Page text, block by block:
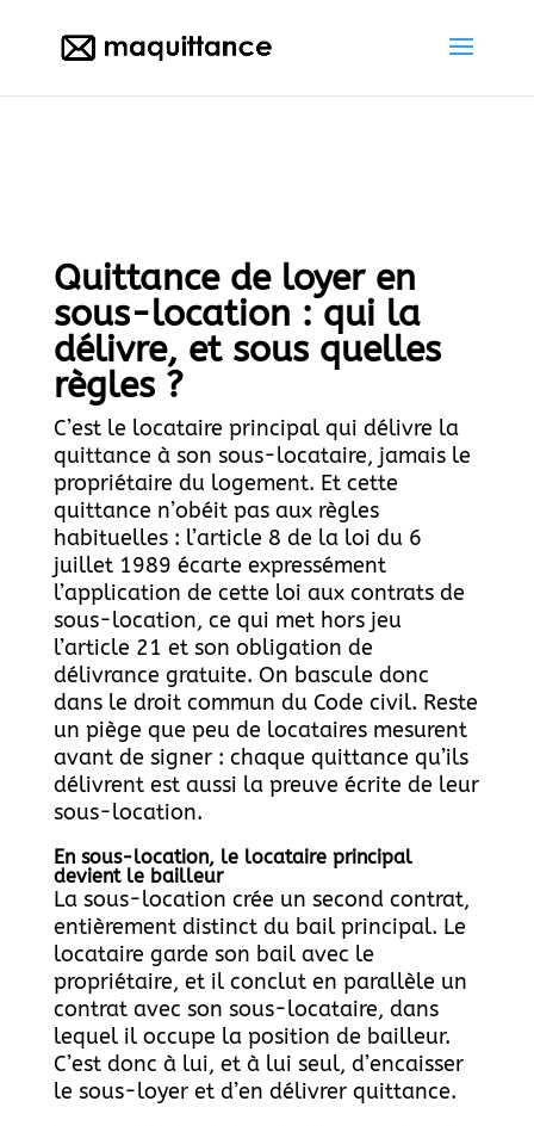
Quittance de loyer en
sous-location : qui la
délivre, et sous quelles
règles ?
C’est le locataire principal qui délivre la
quittance à son sous-locataire, jamais le
propriétaire du logement. Et cette
quittance n’obéit pas aux règles
habituelles : l’article 8 de la loi du 6
juillet 1989 écarte expressément
l’application de cette loi aux contrats de
sous-location, ce qui met hors jeu
l’article 21 et son obligation de
délivrance gratuite. On bascule donc
dans le droit commun du Code civil. Reste
un piège que peu de locataires mesurent
avant de signer : chaque quittance qu’ils
délivrent est aussi la preuve écrite de leur
sous-location.
En sous-location, le locataire principal
devient le bailleur
La sous-location crée un second contrat,
entièrement distinct du bail principal. Le
locataire garde son bail avec le
propriétaire, et il conclut en parallèle un
contrat avec son sous-locataire, dans
lequel il occupe la position de bailleur.
C’est donc à lui, et à lui seul, d’encaisser
le sous-loyer et d’en délivrer quittance.